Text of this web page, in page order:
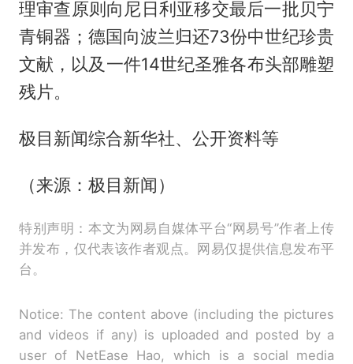
理审查原则向尼日利亚移交最后一批贝宁
青铜器；德国向波兰归还73份中世纪珍贵
文献，以及一件14世纪圣雅各布头部雕塑
残片。
极目新闻综合新华社、公开资料等
（来源：极目新闻）
特别声明：本文为网易自媒体平台“网易号”作者上传
并发布，仅代表该作者观点。网易仅提供信息发布平
台。
Notice: The content above (including the pictures
and videos if any) is uploaded and posted by a
user of NetEase Hao, which is a social media